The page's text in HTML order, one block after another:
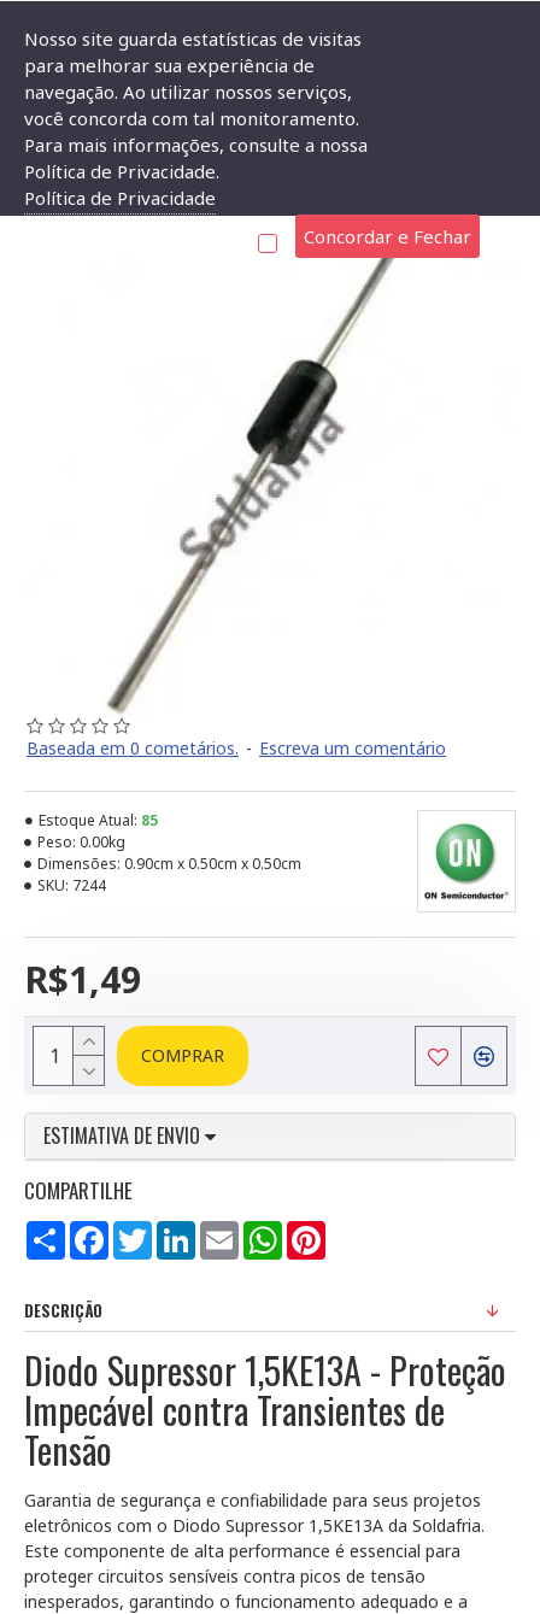
Diodo Supressor 1,5KE13A
DIODO SUPRESSOR 1,5KE13A
Baseada em 0 cometários. - Escreva um comentário
R$1,49
Estoque Atual: 85
Peso: 0.00kg
Dimensões: 0.90cm x 0.50cm x 0.50cm
SKU: 7244
COMPRAR
ESTIMATIVA DE ENVIO
COMPARTILHE
Compartilhar
FacebookTwitterLinkedInEmail WhatsApp
DESCRIÇÃO
Diodo Supressor 1,5KE13A - Proteção
Impecável contra Transientes de
Tensão
Garantia de segurança e confiabilidade para seus projetos
eletrônicos com o Diodo Supressor 1,5KE13A da Soldafria.
Este componente de alta performance é essencial para
proteger circuitos sensíveis contra picos de tensão
inesperados, garantindo o funcionamento adequado e a
Nosso site guarda estatísticas de visitas
para melhorar sua experiência de
navegação. Ao utilizar nossos serviços,
você concorda com tal monitoramento.
Para mais informações, consulte a nossa
Política de Privacidade.
Política de Privacidade
Concordar e Fechar